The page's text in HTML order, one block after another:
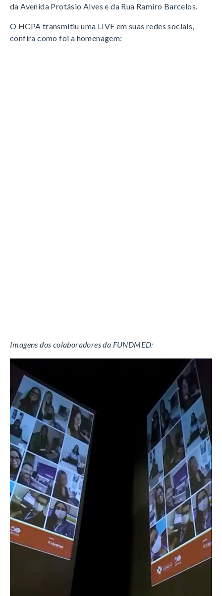
da Avenida Protásio Alves e da Rua Ramiro Barcelos.
O HCPA transmitiu uma LIVE em suas redes sociais,
confira como foi a homenagem:
Imagens dos colaboradores da FUNDMED: